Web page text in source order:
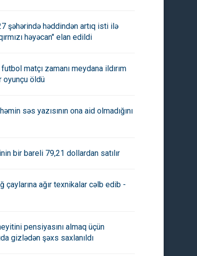
şəhərində həddindən artıq isti ilə
həyəcan" elan edildi
matçı zamanı meydana ildırım
oyunçu öldü
səs yazısının ona aid olmadığını
bir bareli 79,21 dollardan satılır
çaylarına ağır texnikalar cəlb edib -
pensiyasını almaq üçün
gizlədən şəxs saxlanıldı